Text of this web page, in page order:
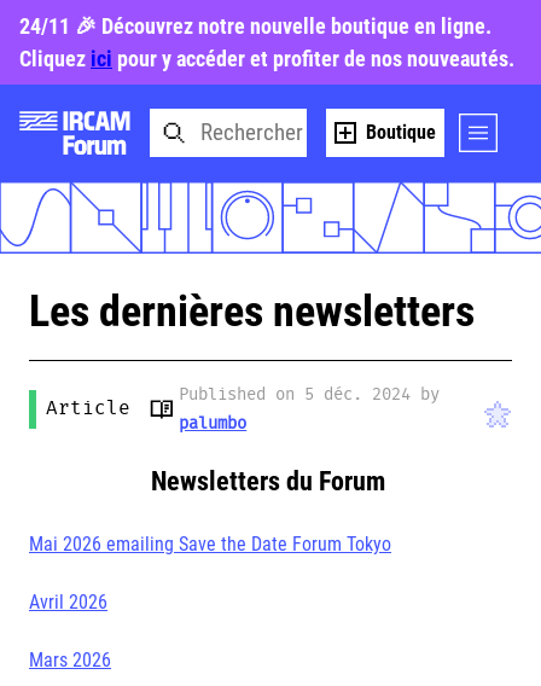
24/11 🎉 Découvrez notre nouvelle boutique en ligne.
Cliquez ici pour y accéder et profiter de nos nouveautés.
Boutique
Les dernières newsletters
Article
Published on 5 déc. 2024 by
palumbo
Newsletters du Forum
Mai 2026 emailing Save the Date Forum Tokyo
Avril 2026
Mars 2026